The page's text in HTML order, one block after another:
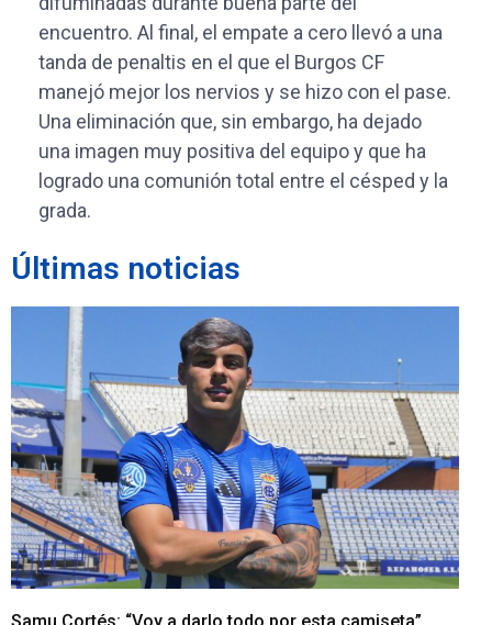
encuentro. Al final, el empate a cero llevó a una
tanda de penaltis en el que el Burgos CF
manejó mejor los nervios y se hizo con el pase.
Una eliminación que, sin embargo, ha dejado
una imagen muy positiva del equipo y que ha
logrado una comunión total entre el césped y la
grada.
Últimas noticias